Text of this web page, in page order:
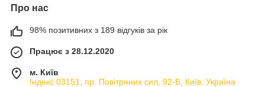
Про нас
98% позитивних з 189 відгуків за рік
Працює з 28.12.2020
м. Київ
Індекс 03151, пр. Повітряних сил, 92-Б, Київ, Україна